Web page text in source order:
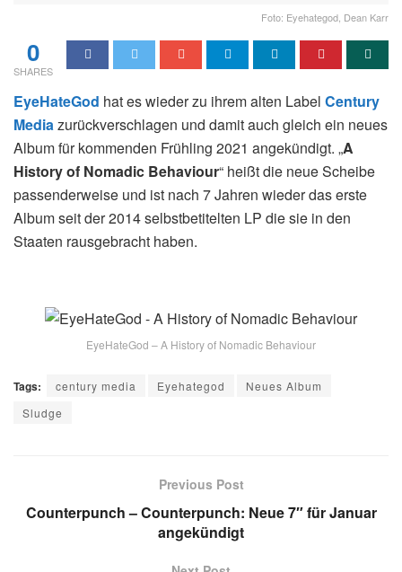
Foto: Eyehategod, Dean Karr
0
SHARES
EyeHateGod hat es wieder zu ihrem alten Label Century
Mediazurückverschlagen und damit auch gleich ein neues
Album für kommenden Frühling 2021 angekündigt. „A
History of Nomadic Behaviour“ heißt die neue Scheibe
passenderweise und ist nach 7 Jahren wieder das erste
Album seit der 2014 selbstbetitelten LP die sie in den
Staaten rausgebracht haben.
EyeHateGod – A History of Nomadic Behaviour
Tags: century media Eyehategod
Neues Album
Sludge
Previous Post
Counterpunch – Counterpunch: Neue 7″ für Januar
angekündigt